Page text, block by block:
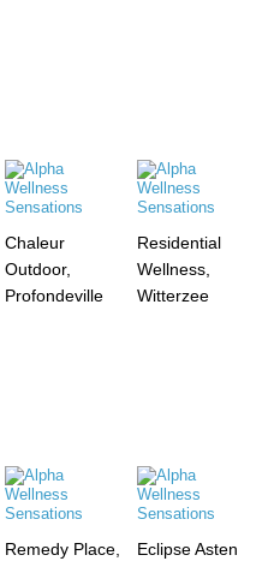
Chaleur
Outdoor,
Profondeville
Residential
Wellness,
Witterzee
Remedy Place,
Eclipse Asten